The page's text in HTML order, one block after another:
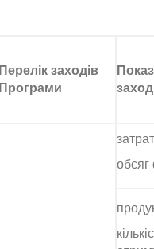
Перелік заходів
Програми
обсяг